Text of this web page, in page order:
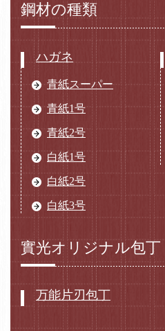
鋼材の種類
ハガネ
青紙スーパー
青紙1号
青紙2号
白紙1号
白紙2号
白紙3号
實光オリジナル包丁
万能片刃包丁